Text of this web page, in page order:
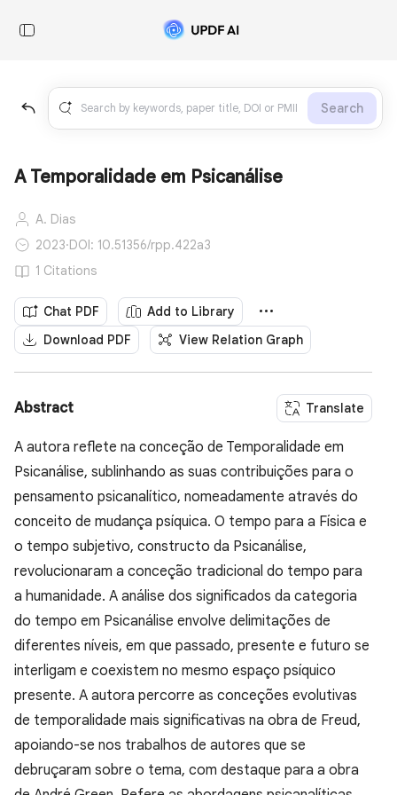
Search
A Temporalidade em Psicanálise
A. Dias
2023·DOI: 10.51356/rpp.422a3
1 Citations
Chat PDF
Add to Library
Download PDF
View Relation Graph
Abstract Translate
A autora reflete na conceção de Temporalidade em
Psicanálise, sublinhando as suas contribuições para o
pensamento psicanalítico, nomeadamente através do
conceito de mudança psíquica. O tempo para a Física e
o tempo subjetivo, constructo da Psicanálise,
revolucionaram a conceção tradicional do tempo para
a humanidade. A análise dos significados da categoria
do tempo em Psicanálise envolve delimitações de
diferentes níveis, em que passado, presente e futuro se
interligam e coexistem no mesmo espaço psíquico
presente. A autora percorre as conceções evolutivas
de temporalidade mais significativas na obra de Freud,
apoiando-se nos trabalhos de autores que se
debruçaram sobre o tema, com destaque para a obra